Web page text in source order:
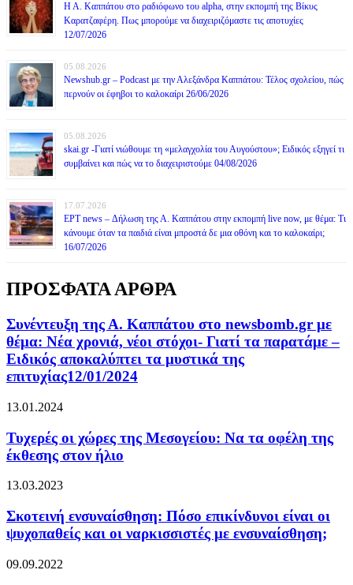
Η Α. Καππάτου στο ραδιόφωνο του alpha, στην εκπομπή της Βίκυς
Καρατζαφέρη. Πως μπορούμε να διαχειριζόμαστε τις αποτυχίες
12/07/2026
05.08.2026
Newshub.gr – Podcast με την Αλεξάνδρα Καππάτου: Τέλος σχολείου, πώς
περνούν οι έφηβοι το καλοκαίρι 26/06/2026
05.08.2026
skai.gr -Γιατί νιώθουμε τη «μελαγχολία του Αυγούστου»; Ειδικός εξηγεί τι
συμβαίνει και πώς να το διαχειριστούμε 04/08/2026
17.07.2026
ΕΡΤ news – Δήλωση της Α. Καππάτου στην εκπομπή live now, με θέμα: Τι
κάνουμε όταν τα παιδιά είναι μπροστά δε μια οθόνη και το καλοκαίρι;
16/07/2026
ΠΡΟΣΦΑΤΑ ΑΡΘΡΑ
Συνέντευξη της Α. Καππάτου στο newsbomb.gr με
θέμα: Νέα χρονιά, νέοι στόχοι- Γιατί τα παρατάμε –
Ειδικός αποκαλύπτει τα μυστικά της
επιτυχίας12/01/2024
13.01.2024
Τυχερές οι χώρες της Μεσογείου: Να τα οφέλη της
έκθεσης στον ήλιο
13.03.2023
Σκοτεινή ενσυναίσθηση: Πόσο επικίνδυνοι είναι οι
ψυχοπαθείς και οι ναρκισσιστές με ενσυναίσθηση;
09.09.2022